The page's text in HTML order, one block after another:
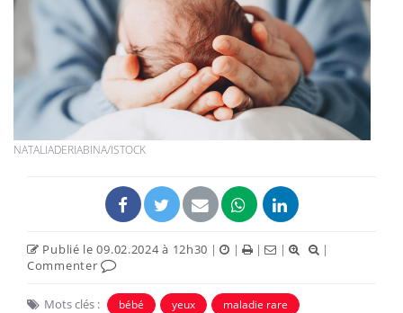
NATALIADERIABINA/ISTOCK
Publié le 09.02.2024 à 12h30 | | | |
|
Commenter
Mots clés : bébé yeux maladie rare